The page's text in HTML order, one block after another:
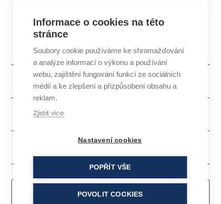
Jsem profesionál v oboru kosmetiky
Informace o cookies na této
stránce
Soubory cookie používáme ke shromažďování
a analýze informací o výkonu a používání
webu, zajištění fungování funkcí ze sociálních
médií a ke zlepšení a přizpůsobení obsahu a
reklam.
Zjistit více
Nastavení cookies
POPŘÍT VŠE
POVOLIT COOKIES